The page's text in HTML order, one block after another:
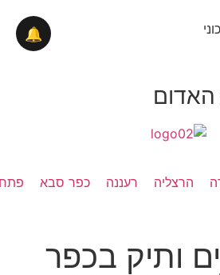
הרצליה רעננה כפר סבא
ותיק בכפר
🔔